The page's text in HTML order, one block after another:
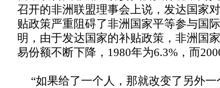
召开的非洲联盟理事会上说，发达国家
贴政策严重阻碍了非洲国家平等参与国
明，由于发达国家的补贴政策，非洲国
易份额不断下降，1980年为6.3%，而
“如果给了一个人，那就改变了另外